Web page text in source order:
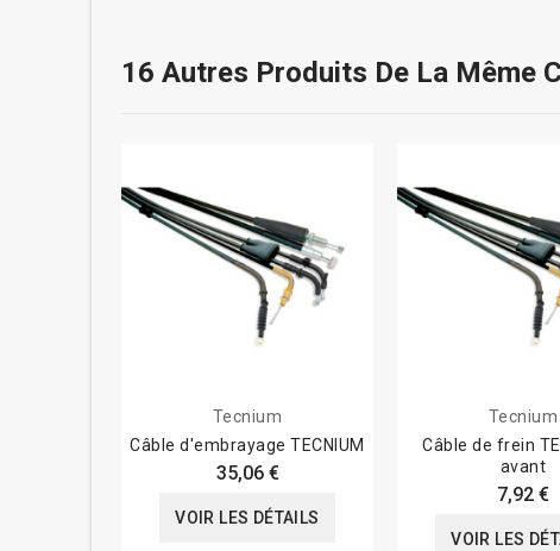
16 Autres Produits De La Même
Tecnium
Câble d'embrayage TECNIUM
35,06 €
VOIR LES DÉTAILS
Tecnium
Câble de frein
avant
7,92 €
VOIR LES